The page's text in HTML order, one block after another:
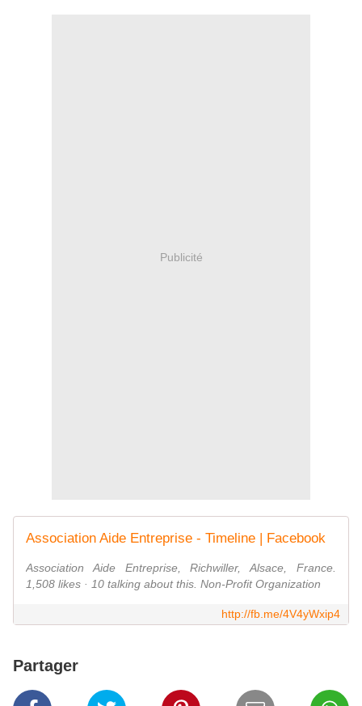
Publicité
Association Aide Entreprise - Timeline | Facebook
Association Aide Entreprise, Richwiller, Alsace, France.
1,508 likes · 10 talking about this. Non-Profit Organization
http://fb.me/4V4yWxip4
Partager